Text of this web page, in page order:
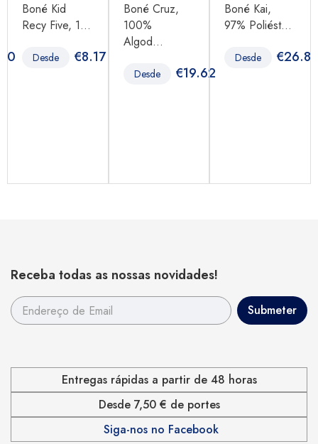
Boné Kid
Recy Five, 1...
Desde €8.17
Boné Cruz,
100%
Algod...
Desde €19.62
Boné Kai,
97% Poliést...
Desde €
Receba todas as nossas novidades!
Entregas rápidas a partir de 48 horas
Desde 7,50 € de portes
Siga-nos no Facebook